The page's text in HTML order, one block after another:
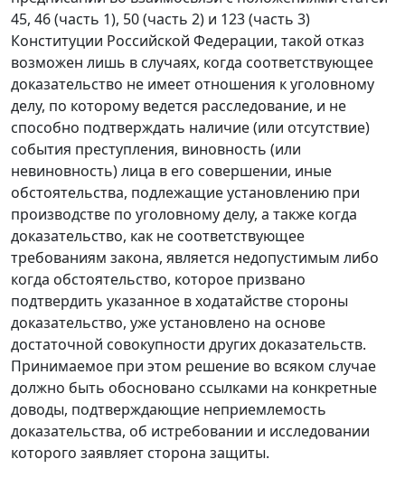
45, 46 (часть 1), 50 (часть 2) и 123 (часть 3)
Конституции Российской Федерации, такой отказ
возможен лишь в случаях, когда соответствующее
доказательство не имеет отношения к уголовному
делу, по которому ведется расследование, и не
способно подтверждать наличие (или отсутствие)
события преступления, виновность (или
невиновность) лица в его совершении, иные
обстоятельства, подлежащие установлению при
производстве по уголовному делу, а также когда
доказательство, как не соответствующее
требованиям закона, является недопустимым либо
когда обстоятельство, которое призвано
подтвердить указанное в ходатайстве стороны
доказательство, уже установлено на основе
достаточной совокупности других доказательств.
Принимаемое при этом решение во всяком случае
должно быть обосновано ссылками на конкретные
доводы, подтверждающие неприемлемость
доказательства, об истребовании и исследовании
которого заявляет сторона защиты.